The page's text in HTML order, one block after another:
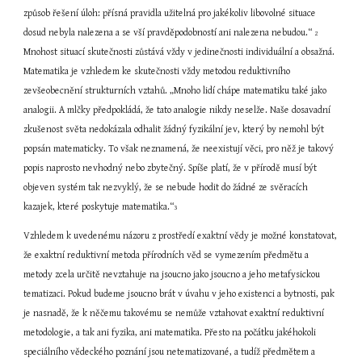
způsob řešení úloh: přísná pravidla užitelná pro jakékoliv libovolné situace
dosud nebyla nalezena a se vší pravděpodobností ani nalezena nebudou.“ 2
Mnohost situací skutečnosti zůstává vždy v jedinečnosti individuální a obsažná.
Matematika je vzhledem ke skutečnosti vždy metodou reduktivního
zevšeobecnění strukturních vztahů. „Mnoho lidí chápe matematiku také jako
analogii. A mlčky předpokládá, že tato analogie nikdy neselže. Naše dosavadní
zkušenost světa nedokázala odhalit žádný fyzikální jev, který by nemohl být
popsán matematicky. To však neznamená, že neexistují věci, pro něž je takový
popis naprosto nevhodný nebo zbytečný. Spíše platí, že v přírodě musí být
objeven systém tak nezvyklý, že se nebude hodit do žádné ze svěracích
kazajek, které poskytuje matematika.“3
Vzhledem k uvedenému názoru z prostředí exaktní vědy je možné konstatovat,
že exaktní reduktivní metoda přírodních věd se vymezením předmětu a
metody zcela určitě nevztahuje na jsoucno jako jsoucno a jeho metafysickou
tematizaci. Pokud budeme jsoucno brát v úvahu v jeho existenci a bytnosti, pak
je nasnadě, že k něčemu takovému se nemůže vztahovat exaktní reduktivní
metodologie, a tak ani fyzika, ani matematika. Přesto na počátku jakéhokoli
speciálního vědeckého poznání jsou netematizované, a tudíž předmětem a